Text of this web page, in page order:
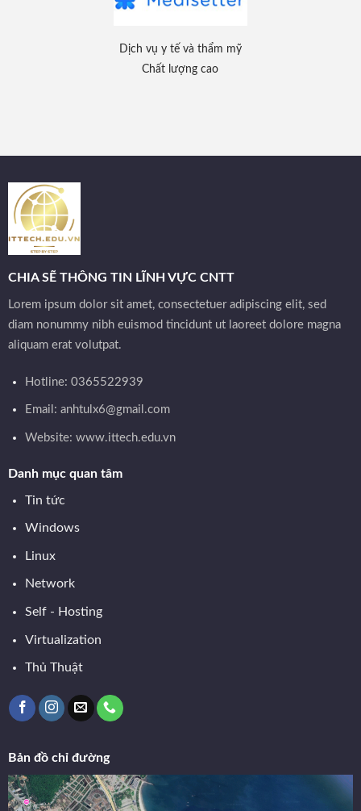
Dịch vụ y tế và thẩm mỹ
Chất lượng cao
CHIA SẼ THÔNG TIN LĨNH VỰC CNTT
Lorem ipsum dolor sit amet, consectetuer adipiscing elit, sed
diam nonummy nibh euismod tincidunt ut laoreet dolore magna
aliquam erat volutpat.
Hotline: 0365522939
Email: anhtulx6@gmail.com
Website: www.ittech.edu.vn
Danh mục quan tâm
Tin tức
Windows
Linux
Network
Self - Hosting
Virtualization
Thủ Thuật
Bản đồ chỉ đường